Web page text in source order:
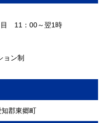
11：00～翌1時
ョン制
郡東郷町